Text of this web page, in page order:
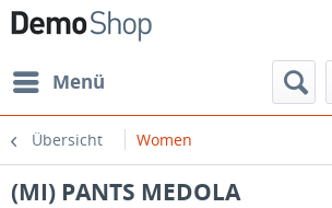
Menü
Übersicht Women
(MI) PANTS MEDOLA